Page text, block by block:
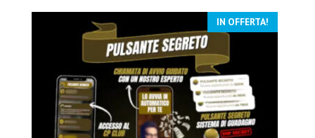
IN OFFERTA!